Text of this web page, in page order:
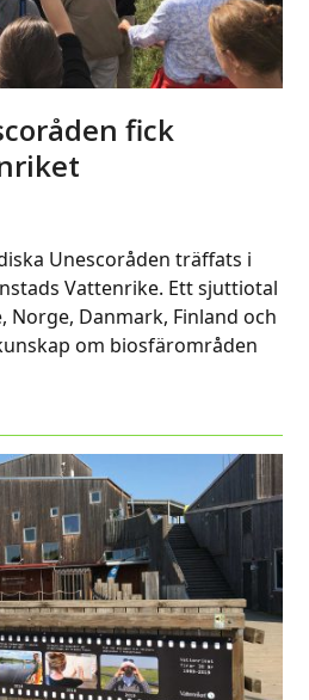
fick
Unescoråden träffats i
Vattenrike. Ett sjuttiotal
Norge, Danmark, Finland och
om biosfärområden